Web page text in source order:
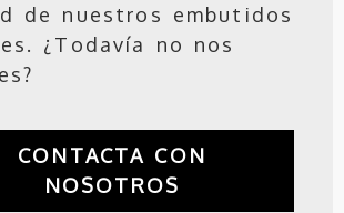
de nuestros embutidos
¿Todavía no nos
CONTACTA CON
NOSOTROS